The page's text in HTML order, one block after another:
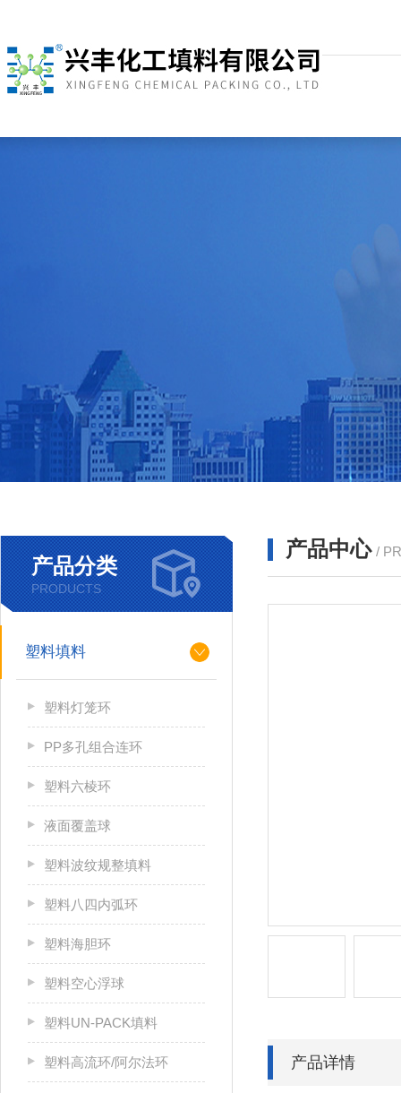
产品分类
PRODUCTS
塑料填料
塑料灯笼环
PP多孔组合连环
塑料六棱环
液面覆盖球
塑料波纹规整填料
塑料八四内弧环
塑料海胆环
塑料空心浮球
塑料UN-PACK填料
塑料高流环/阿尔法环
产品中心 /
产品详情